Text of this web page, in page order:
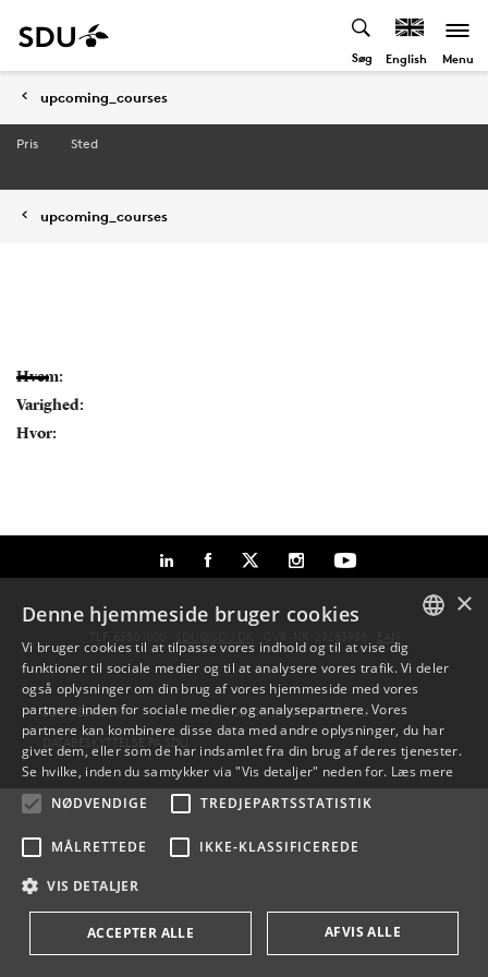
Søg English Menu
upcoming_courses
Pris Sted
upcoming_courses
Hvem:
Varighed:
Hvor:
SDU VEJVISER
JOB OG KARRIERE PÅ SDU
DATABESKYTTELSE PÅ SDU
DANISH
DANISH
×
Denne hjemmeside bruger cookies
Vi bruger cookies til at tilpasse vores indhold og til at vise dig
funktioner til sociale medier og til at analysere vores trafik. Vi deler
også oplysninger om din brug af vores hjemmeside med vores
partnere inden for sociale medier og analysepartnere. Vores
partnere kan kombinere disse data med andre oplysninger, du har
givet dem, eller som de har indsamlet fra din brug af deres tjenester.
Se hvilke, inden du samtykker via "Vis detaljer" neden for. Læs mere
NØDVENDIGE
TREDJEPARTSSTATISTIK
MÅLRETTEDE IKKE-KLASSIFICEREDE
VIS DETALJER
ACCEPTER ALLE AFVIS ALLE